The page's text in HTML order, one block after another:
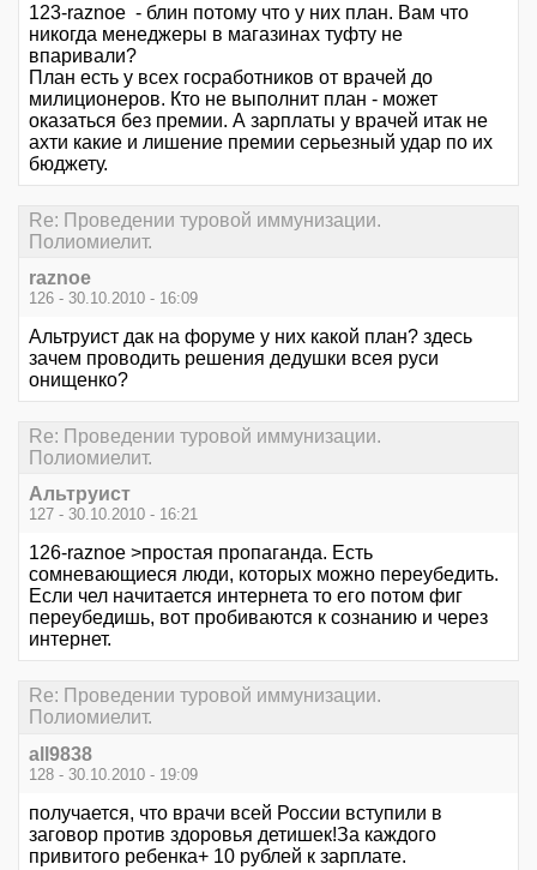
123-raznoe - блин потому что у них план. Вам что
никогда менеджеры в магазинах туфту не
впаривали?
План есть у всех госработников от врачей до
милиционеров. Кто не выполнит план - может
оказаться без премии. А зарплаты у врачей итак не
ахти какие и лишение премии серьезный удар по их
бюджету.
Re: Проведении туровой иммунизации.
Полиомиелит.
raznoe
126 - 30.10.2010 - 16:09
Альтруист дак на форуме у них какой план? здесь
зачем проводить решения дедушки всея руси
онищенко?
Re: Проведении туровой иммунизации.
Полиомиелит.
Альтруист
127 - 30.10.2010 - 16:21
126-raznoe >простая пропаганда. Есть
сомневающиеся люди, которых можно переубедить.
Если чел начитается интернета то его потом фиг
переубедишь, вот пробиваются к сознанию и через
интернет.
Re: Проведении туровой иммунизации.
Полиомиелит.
all9838
128 - 30.10.2010 - 19:09
получается, что врачи всей России вступили в
заговор против здоровья детишек!За каждого
привитого ребенка+ 10 рублей к зарплате.